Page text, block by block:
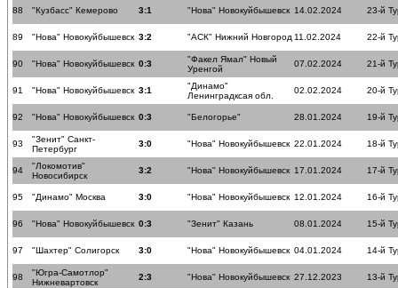
88 "Кузбасс" Кемерово 3:1 "Нова" Новокуйбышевск 14.02.2024 23-й
89 "Нова" Новокуйбышевск 3:2 "АСК" Нижний Новгород 11.02.2024 22-й
90 "Нова" Новокуйбышевск 0:3
"Факел Ямал" Новый
Уренгой
07.02.2024 21-й
91 "Нова" Новокуйбышевск 3:1
"Динамо"
Ленинградксая обл.
02.02.2024 20-й
92 "Нова" Новокуйбышевск 0:3 "Белогорье" 28.01.2024 19-й
93
"Зенит" Санкт-
Петербург
3:0 "Нова" Новокуйбышевск 22.01.2024 18-й
94
"Локомотив"
Новосибирск
3:2 "Нова" Новокуйбышевск 17.01.2024 17-й
95 "Динамо" Москва 3:0 "Нова" Новокуйбышевск 12.01.2024 16-й
96 "Нова" Новокуйбышевск 0:3 "Зенит" Казань 08.01.2024 15-й
97 "Шахтер" Солигорск 3:0 "Нова" Новокуйбышевск 04.01.2024 14-й
98
"Югра-Самотлор"
Нижневартовск
2:3 "Нова" Новокуйбышевск 27.12.2023 13-й